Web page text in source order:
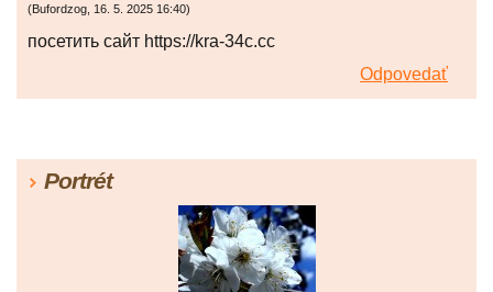
(Bufordzog, 16. 5. 2025 16:40)
посетить сайт https://kra-34c.cc
Odpovedať
Portrét